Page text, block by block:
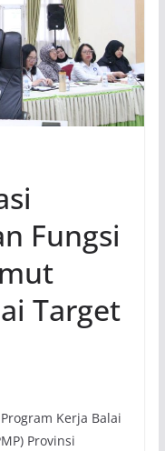
Fungsi
Target
Kerja Balai
Provinsi